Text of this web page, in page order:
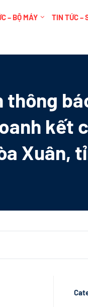
– BỘ MÁY TIN TỨC –
kết
Xuân,